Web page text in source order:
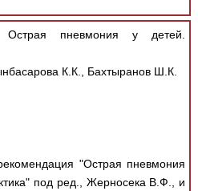
Острая пневмония у детей.
К.К., Бахтыранов Ш.К.
"Острая пневмония
под ред., Жерносека В.Ф., и